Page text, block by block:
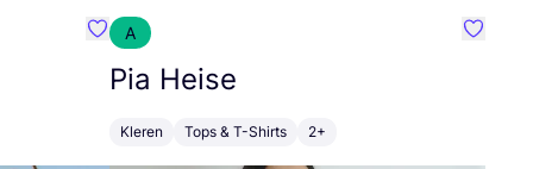
Favoriete {naam}
A
Pia Heise
Kleren Tops & T-Shirts 2+